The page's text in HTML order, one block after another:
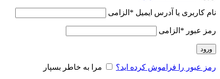
نام کاربری یا آدرس ایمیل * الزامی
رمز عبور * الزامی
ورود
رمز عبور را فراموش کرده اید؟ مرا به خاطر بسپار